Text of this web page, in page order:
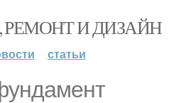
РЕМОНТ И ДИЗАЙН
статьи